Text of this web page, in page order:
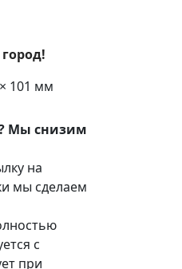
101 мм
Мы снизим
на
мы сделаем
с
при